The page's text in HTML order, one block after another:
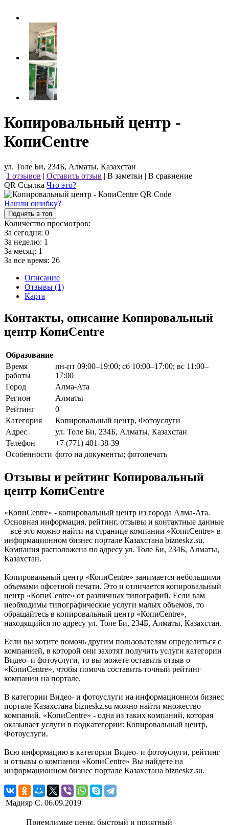
Копировальный центр -
КопиCentre
ул. Толе Би, 234Б, Алматы, Казахстан
1 отзывов | Оставить отзыв | В заметки | В сравнение
QR Ссылка Что это?
Нашли ошибку?
Поднять в топ
Количество просмотров:
За сегодня: 0
За неделю: 1
За месяц: 1
За все время: 26
Описание
Отзывы (1)
Карта
Контакты, описание Копировальный
центр КопиCentre
Образование
Время
работы
пн-пт 09:00–19:00; сб 10:00–17:00; вс 11:00–
17:00
Город
Алма-Ата
Регион
Алматы
Рейтинг
0
Категория
Копировальный центр, Фотоуслуги
Адрес
ул. Толе Би, 234Б, Алматы, Казахстан
Телефон
+7 (771) 401-38-39
Особенности фото на документы; фотопечать
Отзывы и рейтинг Копировальный
центр КопиCentre
«КопиCentre» - копировальный центр из города Алма-Ата.
Основная информация, рейтинг, отзывы и контактные данные
– всё это можно найти на странице компании «КопиCentre» в
информационном бизнес портале Казахстана bizneskz.su.
Компания расположена по адресу ул. Толе Би, 234Б, Алматы,
Казахстан.
Копировальный центр «КопиCentre» занимается небольшими
объемами офсетной печати. Это и отличается копировальный
центр «КопиCentre» от различных типографий. Если вам
необходимы типографические услуги малых объемов, то
обращайтесь в копировальный центр «КопиCentre»,
находящийся по адресу ул. Толе Би, 234Б, Алматы, Казахстан.
Если вы хотите помочь другим пользователям определиться с
компанией, в которой они захотят получить услуги категории
Видео- и фотоуслуги, то вы можете оставить отзыв о
«КопиCentre», чтобы помочь составить точный рейтинг
компании на портале.
В категории Видео- и фотоуслуги на информационном бизнес
портале Казахстана bizneskz.su можно найти множество
компаний. «КопиCentre» - одна из таких компаний, которая
оказывает услуги в подкатегории: Копировальный центр,
Фотоуслуги.
Всю информацию в категории Видео- и фотоуслуги, рейтинг
и отзывы о компании «КопиCentre» Вы найдете на
информационном бизнес портале Казахстана bizneskz.su.
Мадияр С. 06.09.2019
Приемлимые цены, быстрый и приятный